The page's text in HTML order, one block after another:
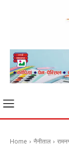
Home नैनीताल